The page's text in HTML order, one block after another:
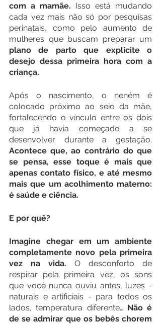
com a mamãe. Isso está mudando
cada vez mais não só por pesquisas
perinatais, como pelo aumento de
mulheres que buscam preparar um
plano de parto que explicite o
desejo dessa primeira hora com a
criança.
Após o nascimento, o neném é
colocado próximo ao seio da mãe,
fortalecendo o vínculo entre os dois
que já havia começado a se
desenvolver durante a gestação.
Acontece que, ao contrário do que
se pensa, esse toque é mais que
apenas contato físico, e até mesmo
mais que um acolhimento materno:
é saúde e ciência.
E por quê?
Imagine chegar em um ambiente
completamente novo pela primeira
vez na vida. O desconforto de
respirar pela primeira vez, os sons
que você nunca ouviu antes, luzes -
naturais e artificiais - para todos os
lados, temperatura diferente… Não é
de se admirar que os bebês chorem